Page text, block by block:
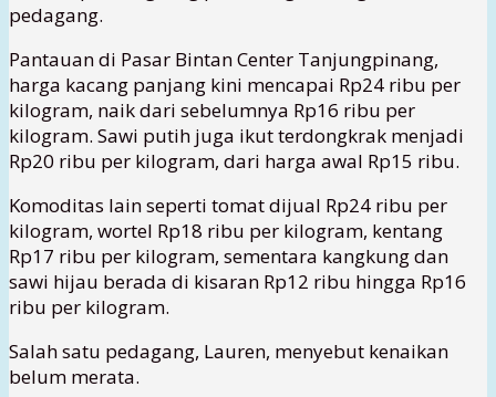
pedagang.
Pantauan di Pasar Bintan Center Tanjungpinang,
harga kacang panjang kini mencapai Rp24 ribu per
kilogram, naik dari sebelumnya Rp16 ribu per
kilogram. Sawi putih juga ikut terdongkrak menjadi
Rp20 ribu per kilogram, dari harga awal Rp15 ribu.
Komoditas lain seperti tomat dijual Rp24 ribu per
kilogram, wortel Rp18 ribu per kilogram, kentang
Rp17 ribu per kilogram, sementara kangkung dan
sawi hijau berada di kisaran Rp12 ribu hingga Rp16
ribu per kilogram.
Salah satu pedagang, Lauren, menyebut kenaikan
belum merata.